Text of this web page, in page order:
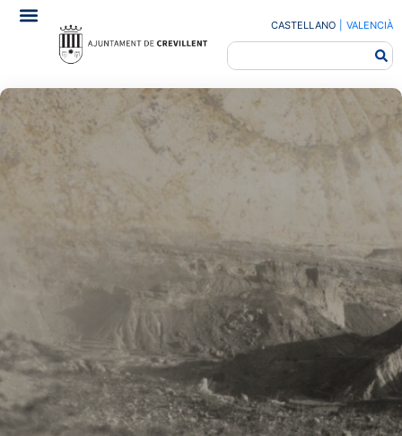
CASTELLANO VALENCIÀ